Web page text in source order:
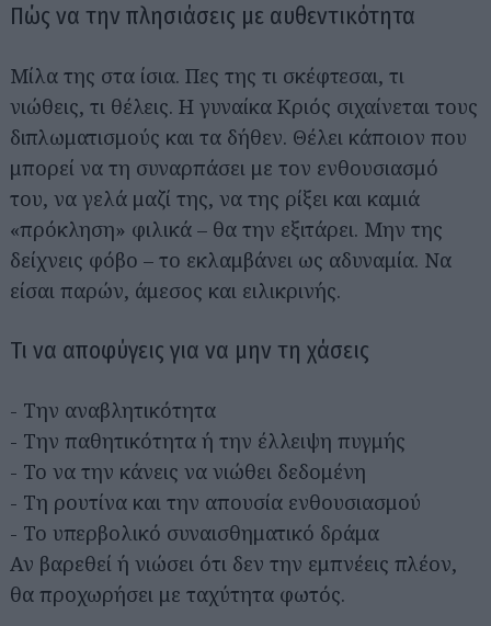
Πώς να την πλησιάσεις με αυθεντικότητα
Μίλα της στα ίσια. Πες της τι σκέφτεσαι, τι
νιώθεις, τι θέλεις. Η γυναίκα Κριός σιχαίνεται τους
διπλωματισμούς και τα δήθεν. Θέλει κάποιον που
μπορεί να τη συναρπάσει με τον ενθουσιασμό
του, να γελά μαζί της, να της ρίξει και καμιά
«πρόκληση» φιλικά – θα την εξιτάρει. Μην της
δείχνεις φόβο – το εκλαμβάνει ως αδυναμία. Να
είσαι παρών, άμεσος και ειλικρινής.
Τι να αποφύγεις για να μην τη χάσεις
- Την αναβλητικότητα
- Την παθητικότητα ή την έλλειψη πυγμής
- Το να την κάνεις να νιώθει δεδομένη
- Τη ρουτίνα και την απουσία ενθουσιασμού
- Το υπερβολικό συναισθηματικό δράμα
Αν βαρεθεί ή νιώσει ότι δεν την εμπνέεις πλέον,
θα προχωρήσει με ταχύτητα φωτός.